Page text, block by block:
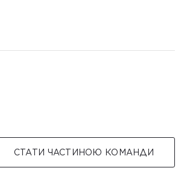
СТАТИ ЧАСТИНОЮ КОМАНДИ